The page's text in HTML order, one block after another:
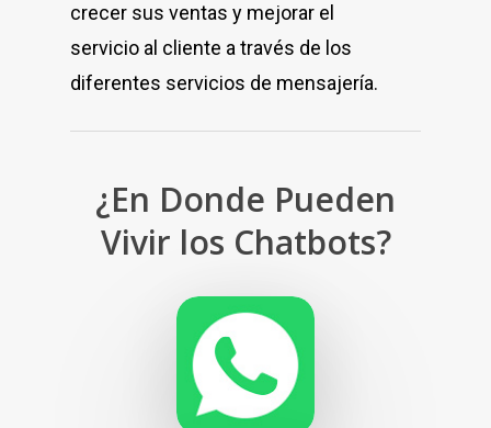
crecer sus ventas y mejorar el
servicio al cliente a través de los
diferentes servicios de mensajería.
¿En Donde Pueden
Vivir los Chatbots?